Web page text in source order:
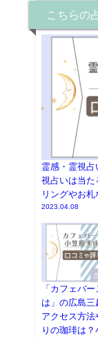
こちらの
霊感・霊視
視占いは当た
リングやお
2023.04.08
「カフェバ
は」の広島三
アクセス方法
りの珈琲は？